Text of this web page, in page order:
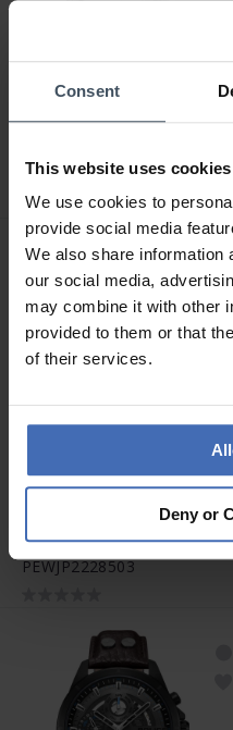
Consent
This website uses cookies
We use cookies to
provide social media
We also share information
our social media,
may combine it with other
provided to them or that
of their services.
Deny or
PEWJR0005902
-50%
CHF 129.50
Police Rotor -
PEWJP2228503